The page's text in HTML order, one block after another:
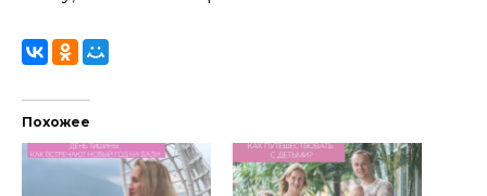
Похожее